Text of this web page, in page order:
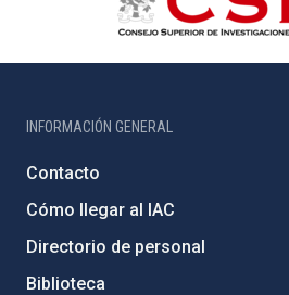
INFORMACIÓN GENERAL
Contacto
Cómo llegar al IAC
Directorio de personal
Biblioteca